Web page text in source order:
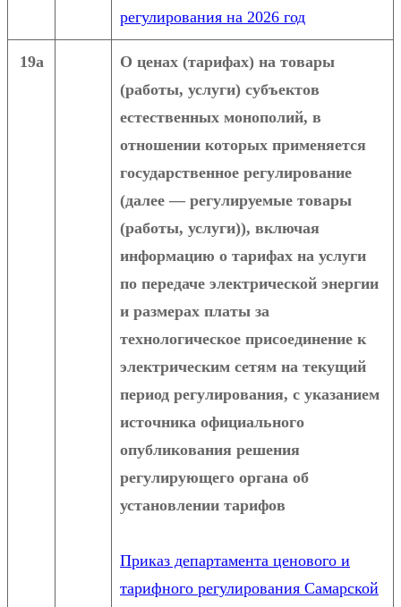
регулирования на 2026 год
19а
О ценах (тарифах) на товары
(работы, услуги) субъектов
естественных монополий, в
отношении которых применяется
государственное регулирование
(далее — регулируемые товары
(работы, услуги)), включая
информацию о тарифах на услуги
по передаче электрической энергии
и размерах платы за
технологическое присоединение к
электрическим сетям на текущий
период регулирования, с указанием
источника официального
опубликования решения
регулирующего органа об
установлении тарифов
Приказ департамента ценового и
тарифного регулирования Самарской